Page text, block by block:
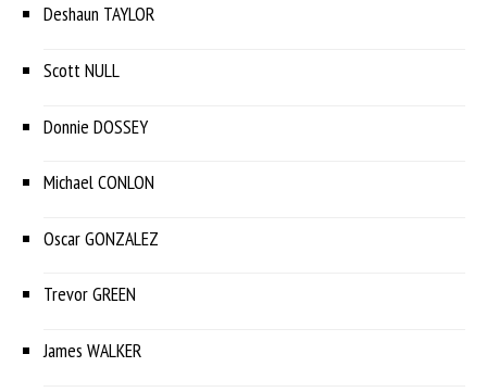
Deshaun TAYLOR
Scott NULL
Donnie DOSSEY
Michael CONLON
Oscar GONZALEZ
Trevor GREEN
James WALKER